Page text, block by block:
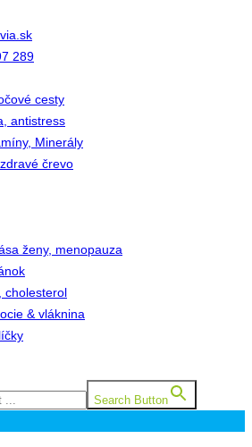
289
cesty
antistress
Minerály
črevo
ženy, menopauza
cholesterol
& vláknina
Search Button